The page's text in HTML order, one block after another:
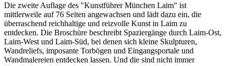
Die zweite Auflage des "Kunstführer München Laim" ist
mittlerweile auf 76 Seiten angewachsen und lädt dazu ein, die
überraschend reichhaltige und reizvolle Kunst in Laim zu
entdecken. Die Broschüre beschreibt Spaziergänge durch Laim-Ost,
Laim-West und Laim-Süd, bei denen sich kleine Skulpturen,
Wandreliefs, imposante Torbögen und Eingangsportale und
Wandmalereien entdecken lassen. Und die sind nicht immer